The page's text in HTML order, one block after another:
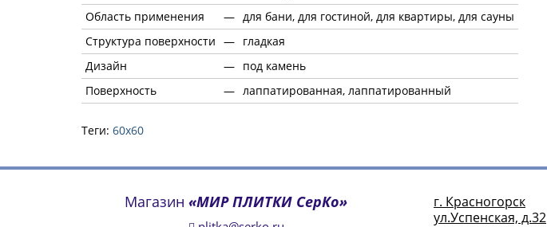
Область применения
— для бани, для гостиной, для квартиры, для сауны
Структура поверхности — гладкая
Дизайн
— под камень
Поверхность
— лаппатированная, лаппатированный
Теги: 60х60
Магазин «МИР ПЛИТКИ СерКо»
г. Красногорск
ул.Успенская, д.32